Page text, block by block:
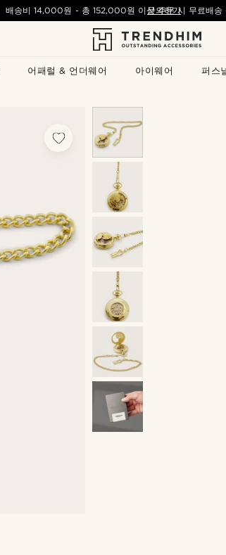
어패럴 & 언더웨어 아이웨어 퍼스
배송비14,000원 - 총 152,000원 이상 주문 시 무료배송
문의하기